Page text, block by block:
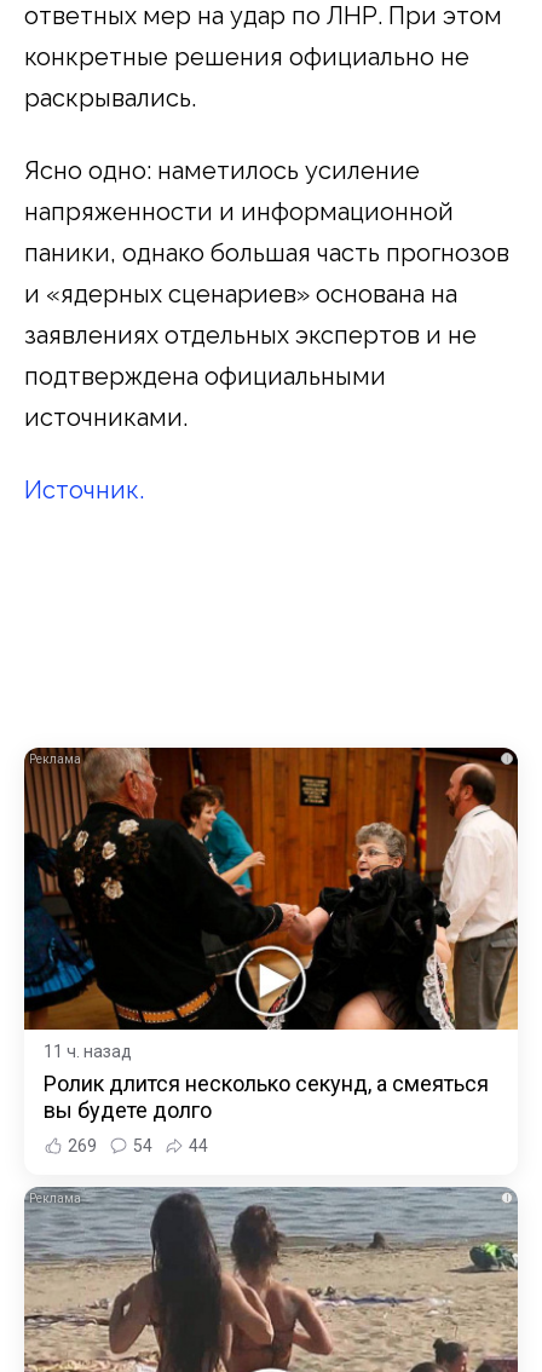
ответных мер на удар по ЛНР. При этом
конкретные решения официально не
раскрывались.
Ясно одно: наметилось усиление
напряженности и информационной
паники, однако большая часть прогнозов
и «ядерных сценариев» основана на
заявлениях отдельных экспертов и не
подтверждена официальными
источниками.
Источник.
i
11 ч. назад
Ролик длится несколько секунд, а смеяться
вы будете долго
269 54 44
i